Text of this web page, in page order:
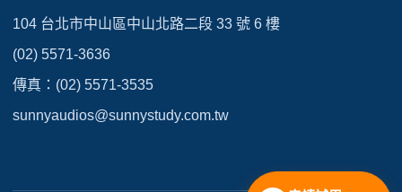
104 台北市中山區中山北路二段 33 號 6 樓
(02) 5571-3636
傳真：(02) 5571-3535
sunnyaudios@sunnystudy.com.tw